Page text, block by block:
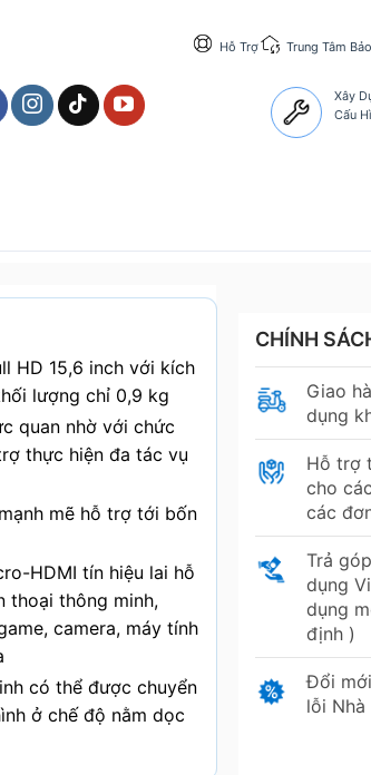
Hỗ Trợ Trung Tâm
Xây
Cấu
HD 15,6 inch với kích
lượng chỉ 0,9 kg
quan nhờ với chức
thực hiện đa tác vụ
mẽ hỗ trợ tới bốn
HDMI tín hiệu lai hỗ
thoại thông minh,
camera, máy tính
có thể được chuyển
ở chế độ nằm dọc
CHÍNH
Giao
dụng
Hỗ trợ
cho
các
Trả
dụng
dụng
định )
Đổi
lỗi Nhà